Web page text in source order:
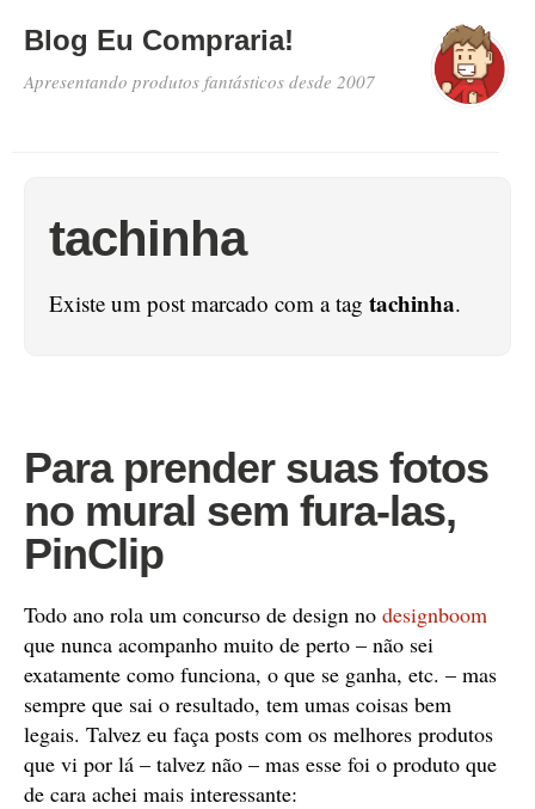
Blog Eu Compraria!
Apresentando produtos fantásticos desde 2007
tachinha
Existe um post marcado com a tag tachinha.
Para prender suas fotos
no mural sem fura-las,
PinClip
Todo ano rola um concurso de design no designboom
que nunca acompanho muito de perto – não sei
exatamente como funciona, o que se ganha, etc. – mas
sempre que sai o resultado, tem umas coisas bem
legais. Talvez eu faça posts com os melhores produtos
que vi por lá – talvez não – mas esse foi o produto que
de cara achei mais interessante: